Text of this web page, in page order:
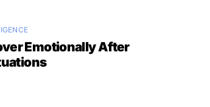
Emotionally After